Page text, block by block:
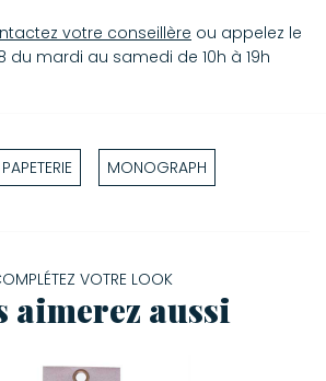
votre conseillère ou appelez le
du mardi au samedi de 10h à 19h
MONOGRAPH
VOTRE LOOK
aimerez aussi